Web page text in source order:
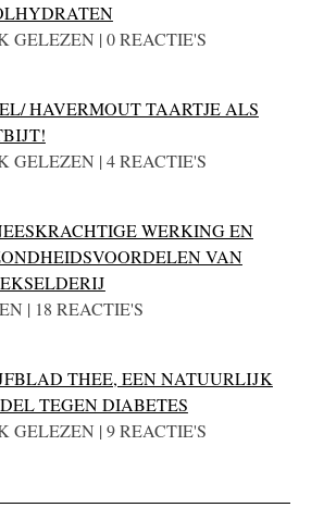
GELEZEN | 0 REACTIE'S
HAVERMOUT TAARTJE ALS
GELEZEN | 4 REACTIE'S
WERKING EN
VAN
| 18 REACTIE'S
THEE, EEN NATUURLIJK
TEGEN DIABETES
GELEZEN | 9 REACTIE'S